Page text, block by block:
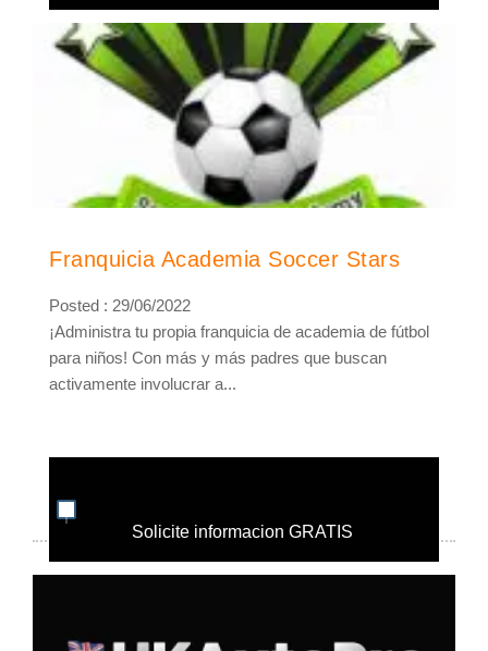
Franquicia Academia Soccer Stars
Posted : 29/06/2022
¡Administra tu propia franquicia de academia de fútbol
para niños! Con más y más padres que buscan
activamente involucrar a...
Solicite informacion GRATIS